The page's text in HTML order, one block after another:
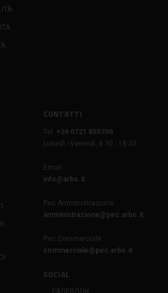
CONTATTI
Tel:
+39 0721 855706
Lunedì - Venerdì, 8:30 - 18:30
Email:
info@arbo.it
Pec Amministrazione:
amministrazione@pec.arbo.it
Pec Commerciale:
commerciale@pec.arbo.it
SOCIAL
FACEBOOK